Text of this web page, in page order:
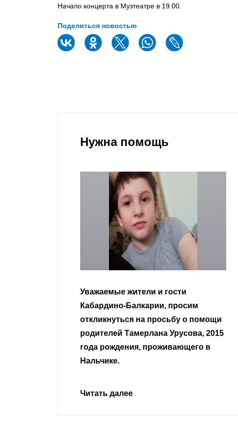
Начало концерта в Музтеатре в 19.00.
Поделиться новостью
Нужна помощь
Уважаемые земляки и все
неравнодушные граждане.
Читать далее